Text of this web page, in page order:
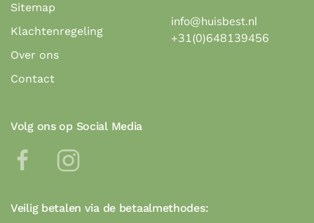
Sitemap
Klachtenregeling
Over ons
Contact
info@huisbest.nl
+31(0)648139456
Volg ons op Social Media
Veilig betalen via de betaalmethodes: